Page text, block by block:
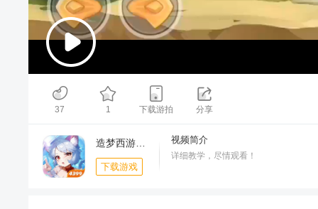
00:00/04:16
37 1 下载游拍 分享
下载游戏
视频简介
详细教学，尽情观看！